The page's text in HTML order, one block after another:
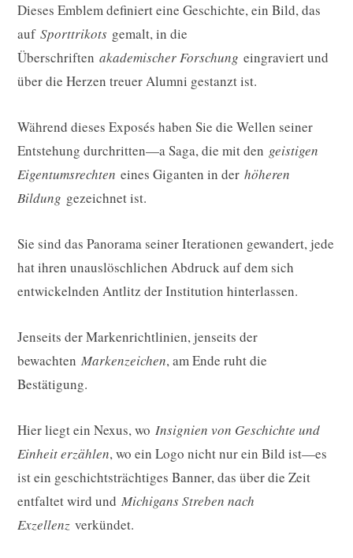
Dieses Emblem definiert eine Geschichte, ein Bild, das
auf Sporttrikots gemalt, in die
Überschriften akademischer Forschung eingraviert und
über die Herzen treuer Alumni gestanzt ist.
Während dieses Exposés haben Sie die Wellen seiner
Entstehung durchritten—a Saga, die mit den geistigen
Eigentumsrechten eines Giganten in der höheren
Bildung gezeichnet ist.
Sie sind das Panorama seiner Iterationen gewandert, jede
hat ihren unauslöschlichen Abdruck auf dem sich
entwickelnden Antlitz der Institution hinterlassen.
Jenseits der Markenrichtlinien, jenseits der
bewachten Markenzeichen, am Ende ruht die
Bestätigung.
Hier liegt ein Nexus, wo Insignien von Geschichte und
Einheit erzählen, wo ein Logo nicht nur ein Bild ist—es
ist ein geschichtsträchtiges Banner, das über die Zeit
entfaltet wird und Michigans Streben nach
Exzellenz verkündet.